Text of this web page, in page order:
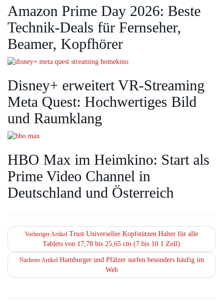
Amazon Prime Day 2026: Beste
Technik-Deals für Fernseher,
Beamer, Kopfhörer
Disney+ erweitert VR‑Streaming
Meta Quest: Hochwertiges Bild
und Raumklang
HBO Max im Heimkino: Start als
Prime Video Channel in
Deutschland und Österreich
Vorheriger Artikel Trust Universeller Kopfstützen Halter für alle
Tablets von 17,78 bis 25,65 cm (7 bis 10.1 Zoll)
Nächster ArtikelHamburger und Pfälzer surfen besonders häufig im
Web